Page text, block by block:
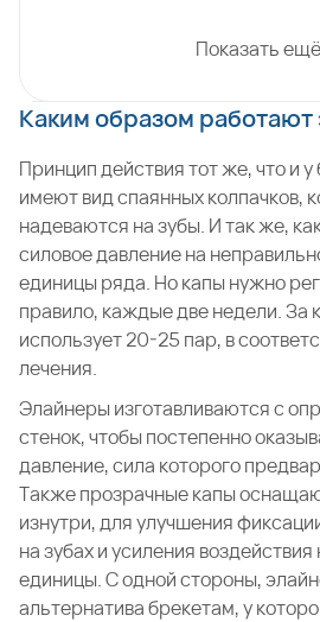
Показать ещё
Каким образом
Принцип действия тот же, что и
имеют вид спаянных колпачков,
надеваются на зубы. И так же,
силовое давление на
единицы ряда. Но капы нужно
правило, каждые две недели. За
использует 20-25 пар, в
лечения.
Элайнеры изготавливаются с
стенок, чтобы постепенно
давление, сила которого
Также прозрачные капы
изнутри, для улучшения
на зубах и усиления
единицы. С одной стороны,
альтернатива брекетам, у